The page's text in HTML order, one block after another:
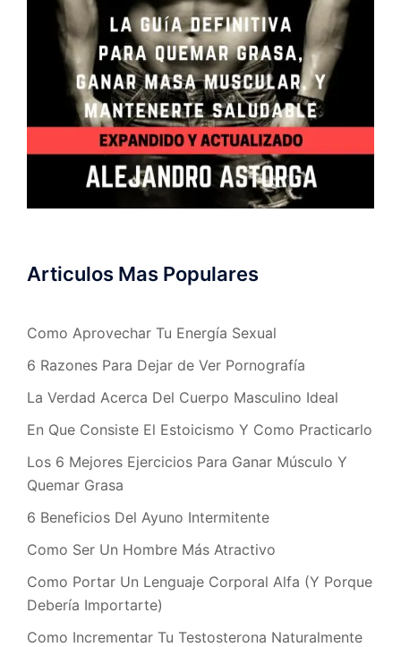
Articulos Mas Populares
Como Aprovechar Tu Energía Sexual
6 Razones Para Dejar de Ver Pornografía
La Verdad Acerca Del Cuerpo Masculino Ideal
En Que Consiste El Estoicismo Y Como Practicarlo
Los 6 Mejores Ejercicios Para Ganar Músculo Y
Quemar Grasa
6 Beneficios Del Ayuno Intermitente
Como Ser Un Hombre Más Atractivo
Como Portar Un Lenguaje Corporal Alfa (Y Porque
Debería Importarte)
Como Incrementar Tu Testosterona Naturalmente